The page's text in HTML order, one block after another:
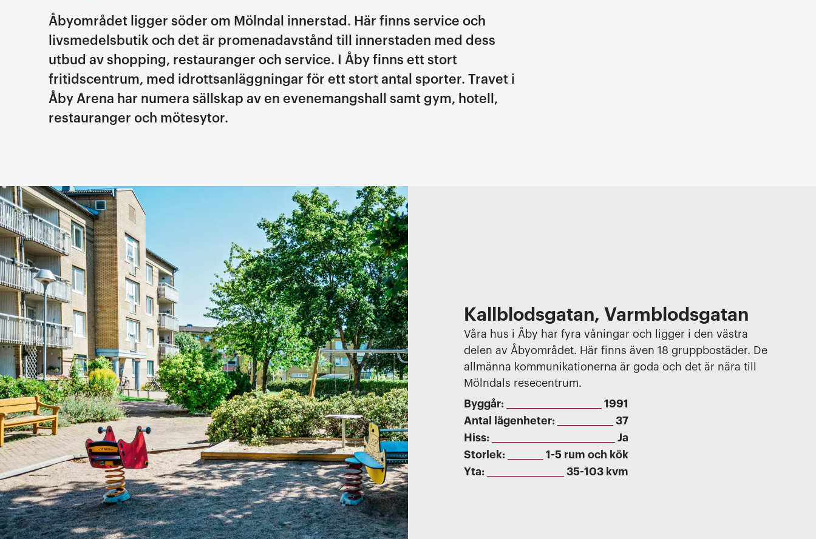
Åbyområdet ligger söder om Mölndal innerstad. Här finns service och
livsmedelsbutik och det är promenadavstånd till innerstaden med dess
utbud av shopping, restauranger och service. I Åby finns ett stort
fritidscentrum, med idrottsanläggningar för ett stort antal sporter. Travet i
Åby Arena har numera sällskap av en evenemangshall samt gym, hotell,
restauranger och mötesytor.
Kallblodsgatan, Varmblodsgatan
Våra hus i Åby har fyra våningar och ligger i den västra
delen av Åbyområdet. Här finns även 18 gruppbostäder. De
allmänna kommunikationerna är goda och det är nära till
Mölndals resecentrum.
Byggår:
1991
Antal lägenheter:
37
Hiss:
Ja
Storlek:
1-5 rum och kök
Yta:
35-103 kvm